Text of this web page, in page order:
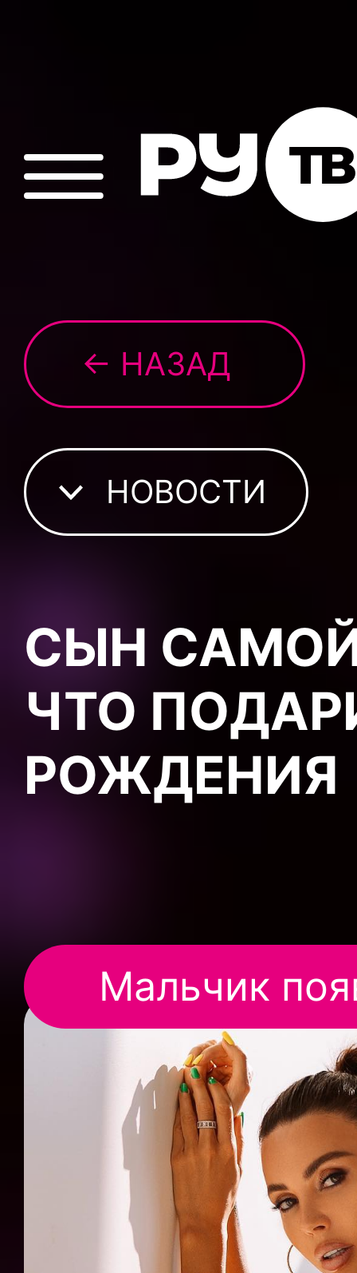
← НАЗАД
НОВОСТИ
СЫН
ЧТО
РОЖДЕНИЯ
Мальчик